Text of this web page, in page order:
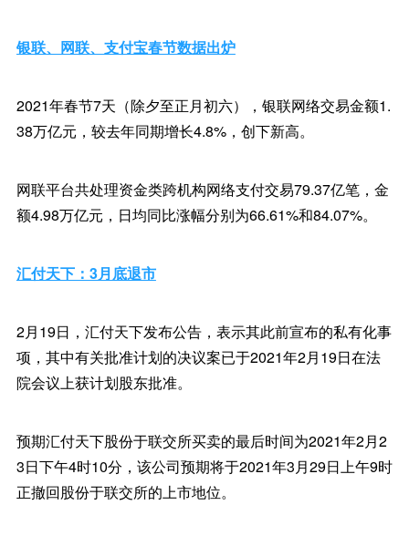
银联、网联、支付宝春节数据出炉
2021年春节7天（除夕至正月初六），银联网络交易金额1.
38万亿元，较去年同期增长4.8%，创下新高。
网联平台共处理资金类跨机构网络支付交易79.37亿笔，金
额4.98万亿元，日均同比涨幅分别为66.61%和84.07%。
汇付天下：3月底退市
2月19日，汇付天下发布公告，表示其此前宣布的私有化事
项，其中有关批准计划的决议案已于2021年2月19日在法
院会议上获计划股东批准。
预期汇付天下股份于联交所买卖的最后时间为2021年2月2
3日下午4时10分，该公司预期将于2021年3月29日上午9时
正撤回股份于联交所的上市地位。